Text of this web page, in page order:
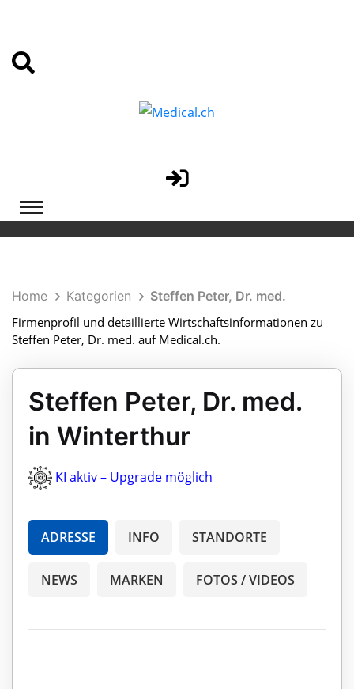
Home Kategorien
Steffen Peter, Dr. med.
Firmenprofil und detaillierte Wirtschaftsinformationen zu
Steffen Peter, Dr. med. auf Medical.ch.
Steffen Peter, Dr. med.
in Winterthur
KI aktiv – Upgrade möglich
ADRESSE INFO STANDORTE
NEWS MARKEN FOTOS / VIDEOS